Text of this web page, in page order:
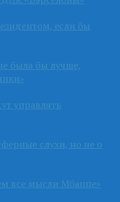
если бы
была бы лучше,
управлять
слухи, но не о
все мысли Мбаппе»